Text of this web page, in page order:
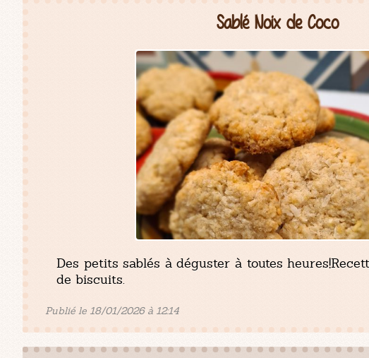
Sablé Noix de Coco
Des petits sablés à déguster à toutes
de biscuits.
Publié le 18/01/2026 à 12:14